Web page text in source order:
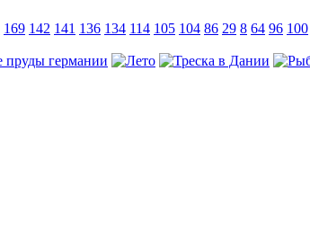
169 142 141 136 134 114 105 104 86 29 8 64 96 100